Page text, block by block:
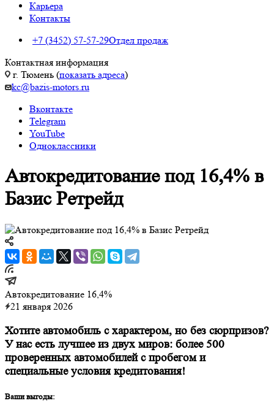
Карьера
Контакты
+7 (3452) 57-57-29Отдел продаж
Контактная информация
г. Тюмень (показать адреса)
kc@bazis-motors.ru
Вконтакте
Telegram
YouTube
Одноклассники
Автокредитование под 16,4% в
Базис Ретрейд
Автокредитование 16,4%
21 января 2026
Хотите автомобиль с характером, но без сюрпризов?
У нас есть лучшее из двух миров: более 500
проверенных автомобилей с пробегом и
специальные условия кредитования!
Ваши выгоды: